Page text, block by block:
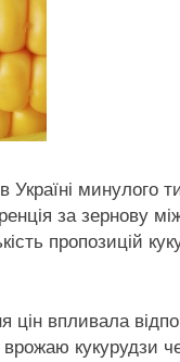
Україні минулого
за зернову
пропозицій
впливала
кукурудзи